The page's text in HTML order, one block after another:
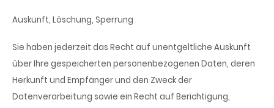
Auskunft, Löschung, Sperrung
Sie haben jederzeit das Recht auf unentgeltliche Auskunft
über Ihre gespeicherten personenbezogenen Daten, deren
Herkunft und Empfänger und den Zweck der
Datenverarbeitung sowie ein Recht auf Berichtigung,